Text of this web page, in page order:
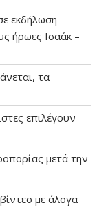
εκδήλωση
ήρωες Ισαάκ –
τα
επιλέγουν
μετά την
με άλογα